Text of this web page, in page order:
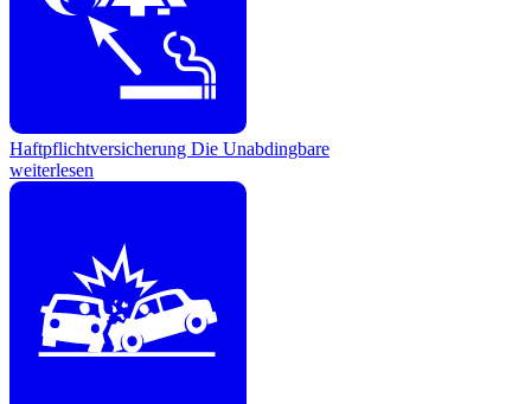
Haftpflichtversicherung Die Unabdingbare
weiterlesen